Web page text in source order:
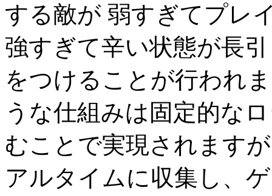
する敵が 弱すぎてプレ
強すぎて辛い状態が長
をつけることが行われ
うな仕組みは固定的な
むことで実現されます
アルタイムに収集し、